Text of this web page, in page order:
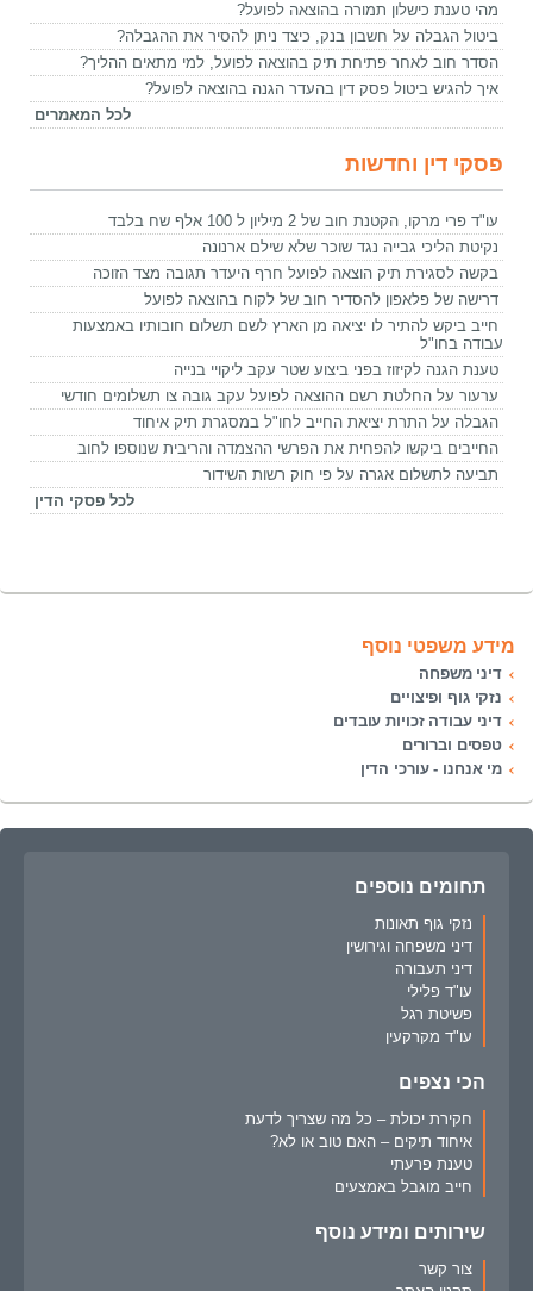
מהי טענת כישלון תמורה בהוצאה לפועל?
ביטול הגבלה על חשבון בנק, כיצד ניתן להסיר את ההגבלה?
הסדר חוב לאחר פתיחת תיק בהוצאה לפועל, למי מתאים ההליך?
איך להגיש ביטול פסק דין בהעדר הגנה בהוצאה לפועל?
לכל המאמרים
פסקי דין וחדשות
עו"ד פרי מרקו, הקטנת חוב של 2 מיליון ל 100 אלף שח בלבד
נקיטת הליכי גבייה נגד שוכר שלא שילם ארנונה
בקשה לסגירת תיק הוצאה לפועל חרף היעדר תגובה מצד הזוכה
דרישה של פלאפון להסדיר חוב של לקוח בהוצאה לפועל
חייב ביקש להתיר לו יציאה מן הארץ לשם תשלום חובותיו באמצעות
עבודה בחו"ל
טענת הגנה לקיזוז בפני ביצוע שטר עקב ליקויי בנייה
ערעור על החלטת רשם ההוצאה לפועל עקב גובה צו תשלומים חודשי
הגבלה על התרת יציאת החייב לחו"ל במסגרת תיק איחוד
החייבים ביקשו להפחית את הפרשי ההצמדה והריבית שנוספו לחוב
תביעה לתשלום אגרה על פי חוק רשות השידור
לכל פסקי הדין
מידע משפטי נוסף
דיני משפחה
נזקי גוף ופיצויים
דיני עבודה זכויות עובדים
טפסים וברורים
מי אנחנו - עורכי הדין
תחומים נוספים
נזקי גוף תאונות
דיני משפחה וגירושין
דיני תעבורה
עו"ד פלילי
פשיטת רגל
עו"ד מקרקעין
הכי נצפים
חקירת יכולת – כל מה שצריך לדעת
איחוד תיקים – האם טוב או לא?
טענת פרעתי
חייב מוגבל באמצעים
שירותים ומידע נוסף
צור קשר